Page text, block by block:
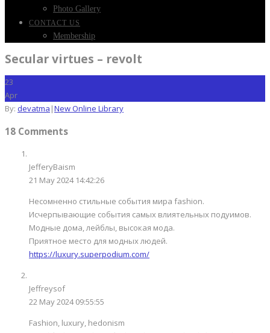
Photo Gallery
CONTACT US
Membership
Secular virtues – revolt
23
Apr
By: devatma |New Online Library
18 Comments
JefferyBaism
21 May 2024 14:42:26
Несомненно стильные события мира fashion.
Исчерпывающие события самых влиятельных подуимов.
Модные дома, лейблы, высокая мода.
Приятное место для модных людей.
https://luxury.superpodium.com/
Jeffreysof
22 May 2024 09:55:55
Fashion, luxury, hedonism